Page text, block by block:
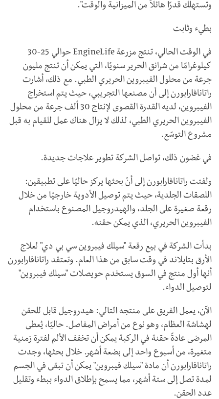
وتستهلك قدرًا هائلاً من الميزانية والوقت".
بطيء وثابت
في الوقت الحالي، تنتج مزرعة EngineLife حوالي 25-30
كيلوغرامًا من شرانق الحرير سنويًا، التي يمكن أن تنتج مليون
جرعة من محلول الفيبروين الحريري الطبي. مع ذلك، أشارت
راتانافارابورن إلى أن مصنعها التجريبي، حيث يتم استخراج
الفيبروين، لديه القدرة القصوى لإنتاج 30 ألف جرعة من محلول
الفيبروين الحريري الطبي، لذلك لا يزال هناك عمل للقيام به قبل
مشروع التوسّع.
في غضون ذلك، تواصل الشركة تطوير علاجات جديدة.
ولفتت راتانافارابورن إلى أنّ بحثها يركز حاليًا على تطبيقين:
اللصقات الجلدية، حيث يتم توصيل الأدوية خارجيًا من خلال
رقعة صغيرة على الجلد، والهيدروجيل المصنوع باستخدام
الفيبروين الحريري، الذي يمكن حقنه.
بدأت الشركة في بيع رقعة "سيلك فيبروين سي بي دي" لعلاج
الأرق بتايلاند في وقت سابق من هذا العام. وتعتقد راتانافارابورن
أنها أول منتج في السوق يستخدم حويصلات "سيلك فيبروين"
لتوصيل الدواء.
الآن، يعمل الفريق على منتجه التالي: هيدروجيل قابل للحقن
لهشاشة العظام، وهو نوع من أمراض المفاصل. حاليًا، يُعطى
المرضى عادةً حقنة في الركبة يمكن أن تخفف الألم لفترة زمنية
متغيرة، من أسبوع واحد إلى بضعة أشهر. خلال بحثها، وجدت
راتانافارابورن أن مادة "سيلك فيبروين" يمكن أن تبقى في الجسم
لمدة تصل إلى ستة أشهر، مما يسمح بإطلاق الدواء ببطء وتقليل
عدد الحقن.